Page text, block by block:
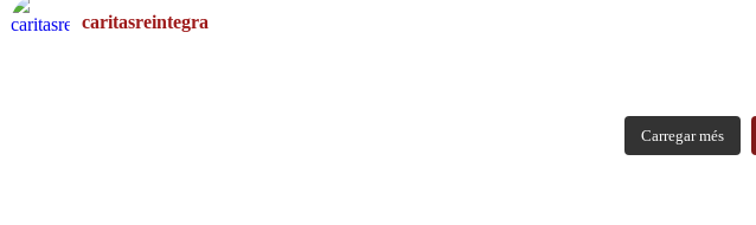
caritasreintegra
Carregar més